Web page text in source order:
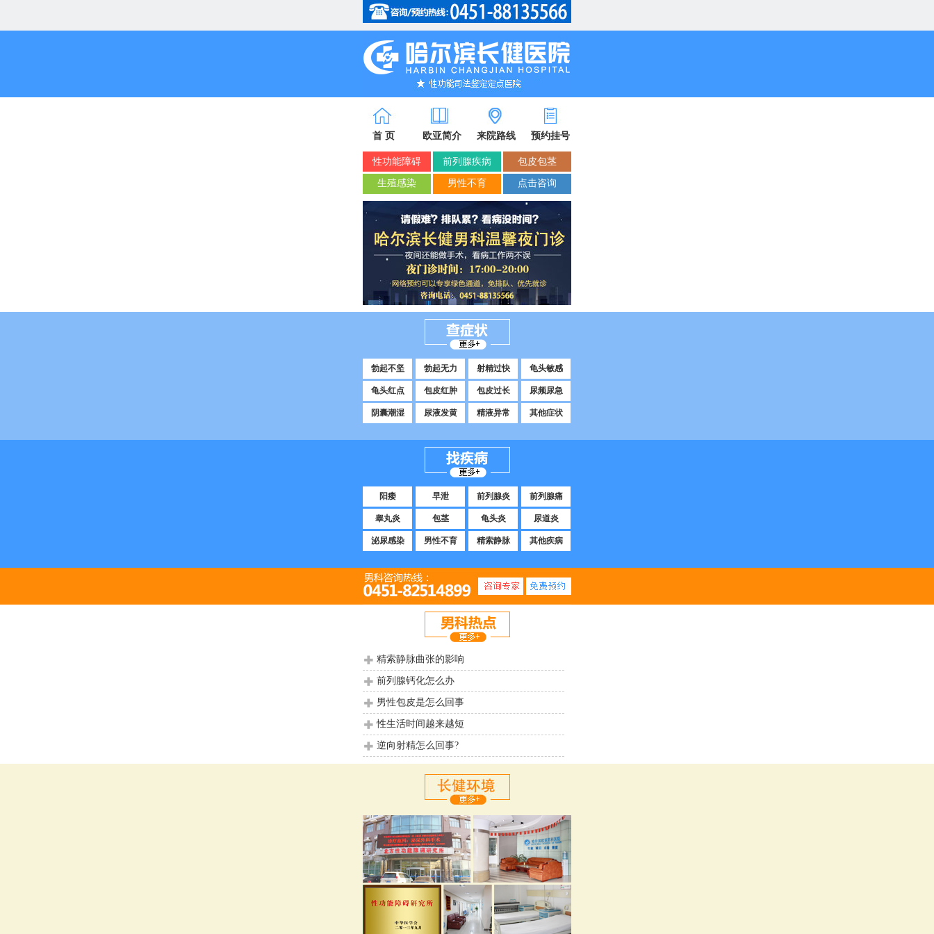
省市医保/新农合定点单位
首 页 欧亚简介 来院路线 预约挂号
性功能障碍 前列腺疾病 包皮包茎
生殖感染 男性不育 点击咨询
勃起不坚 勃起无力 射精过快 龟头敏感
龟头红点 包皮红肿 包皮过长 尿频尿急
阴囊潮湿 尿液发黄 精液异常 其他症状
阳痿 早泄 前列腺炎 前列腺痛
睾丸炎 包茎 龟头炎 尿道炎
泌尿感染 男性不育 精索静脉 其他疾病
精索静脉曲张的影响
前列腺钙化怎么办
男性包皮是怎么回事
性生活时间越来越短
逆向射精怎么回事?